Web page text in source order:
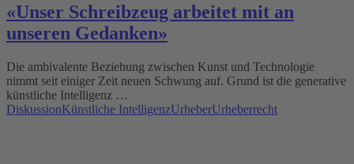
«Unser Schreibzeug arbeitet mit an
unseren Gedanken»
Die ambivalente Beziehung zwischen Kunst und Technologie
nimmt seit einiger Zeit neuen Schwung auf. Grund ist die generative
künstliche Intelligenz …
DiskussionKünstliche IntelligenzUrheberUrheberrecht